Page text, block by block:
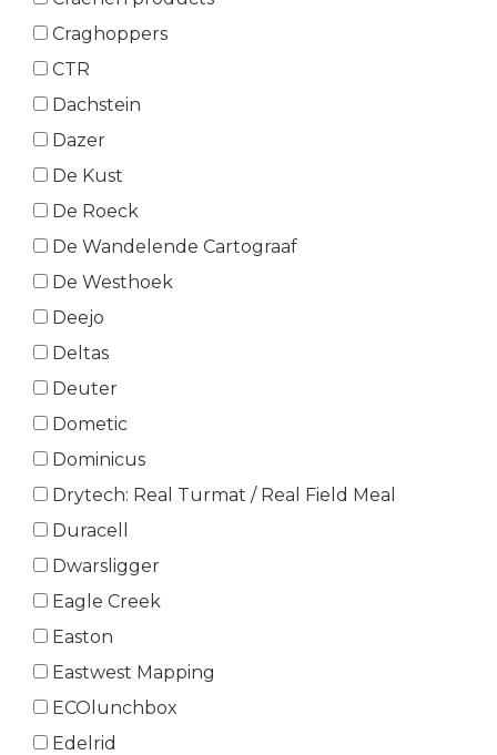
Craghoppers
CTR
Dachstein
Dazer
De Kust
De Roeck
De Wandelende Cartograaf
De Westhoek
Deejo
Deltas
Deuter
Dometic
Dominicus
Drytech: Real Turmat / Real Field Meal
Duracell
Dwarsligger
Eagle Creek
Easton
Eastwest Mapping
ECOlunchbox
Edelrid